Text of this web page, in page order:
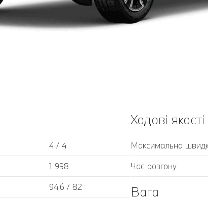
4 / 4
1 998
94,6 / 82
Ходові якості
Максимальна
Час розгону
Вага